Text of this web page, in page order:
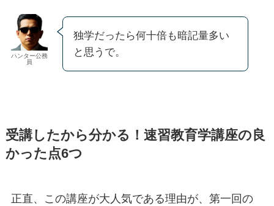
ハンター公務
員
独学だったら何十倍も暗記量多い
と思うで。
受講したから分かる！速習教育学講座の良
かった点6つ
正直、この講座が大人気である理由が、第一回の